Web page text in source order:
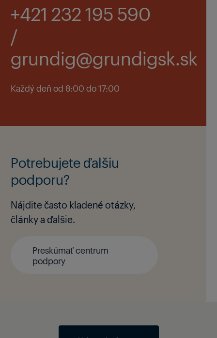
+421 232 195 590
/
grundig@grundigsk.sk
Každý deň od 8:00 do 17:00
Potrebujete ďalšiu
podporu?
Nájdite často kladené otázky,
články a ďalšie.
Preskúmať centrum
podpory